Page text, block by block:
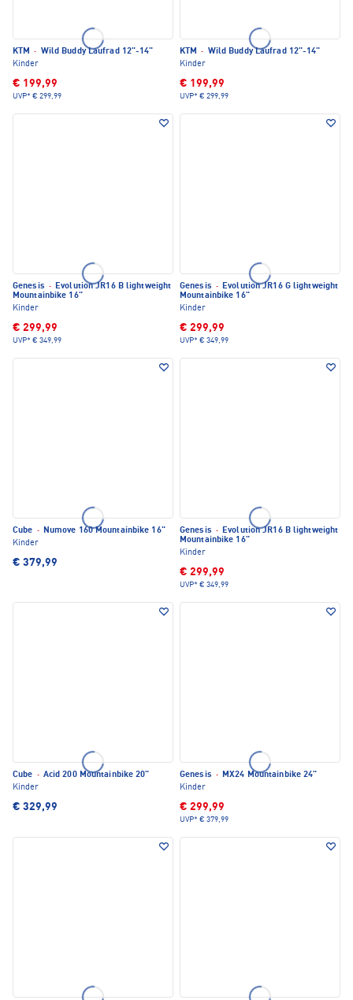
KTM · Wild Buddy Laufrad 12"-14"
Kinder
€ 199,99
UVP* € 299,99
KTM · Wild Buddy Laufrad 12"-14"
Kinder
€ 199,99
UVP* € 299,99
Genesis · Evolution JR16 B lightweight
Mountainbike 16"
Kinder
€ 299,99
UVP* € 349,99
Genesis · Evolution JR16 G lightweight
Mountainbike 16"
Kinder
€ 299,99
UVP* € 349,99
Cube · Numove 160 Mountainbike 16"
Kinder
€ 379,99
Genesis · Evolution JR16 B lightweight
Mountainbike 16"
Kinder
€ 299,99
UVP* € 349,99
Cube · Acid 200 Mountainbike 20"
Kinder
€ 329,99
Genesis · MX24 Mountainbike 24"
Kinder
€ 299,99
UVP* € 379,99